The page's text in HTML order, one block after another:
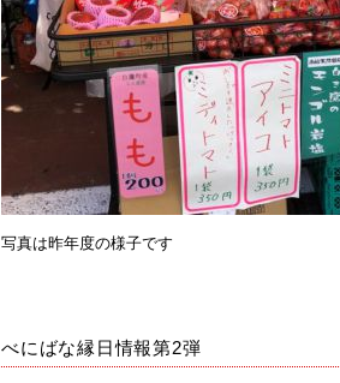
写真は昨年度の様子です
べにばな縁日情報第2弾